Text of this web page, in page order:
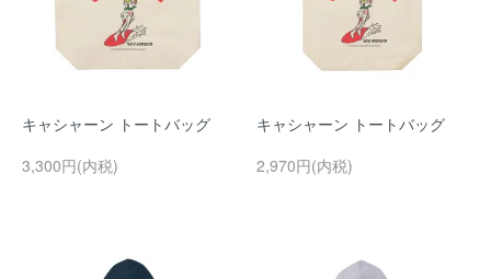
キャシャーン トートバッグ
3,300円(内税)
キャシャーン トートバッグ
2,970円(内税)